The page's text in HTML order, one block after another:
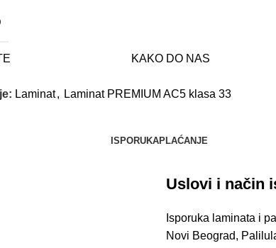
KAKO DO NAS
Laminat, Laminat PREMIUM AC5 klasa 33
ISPORUKAPLAĆANJE
Uslovi i način
Isporuka laminata i
Novi Beograd,